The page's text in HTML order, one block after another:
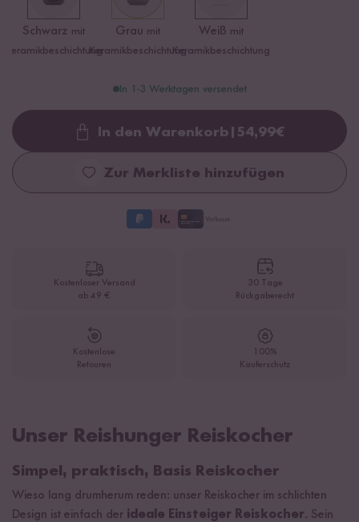
Schwarz mit
Keramikbeschichtung
Grau mit
Keramikbeschichtung
Weiß mit
Keramikbeschichtung
In 1-3 Werktagen versendet
Loading...
In den Warenkorb 54,99€
Zur Merkliste hinzufügen
Kostenloser Versand
ab 49 €
30 Tage
Rückgaberecht
Kostenlose
Retouren
100%
Käuferschutz
Unser Reishunger Reiskocher
Simpel, praktisch, Basis Reiskocher
Wieso lang drumherum reden: unser Reiskocher im schlichten
Design ist einfach der ideale Einsteiger Reiskocher. Sein